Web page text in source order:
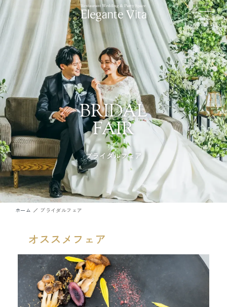
BRIDAL
FAIR
ブライダルフェア
ホーム ブライダルフェア
オススメフェア